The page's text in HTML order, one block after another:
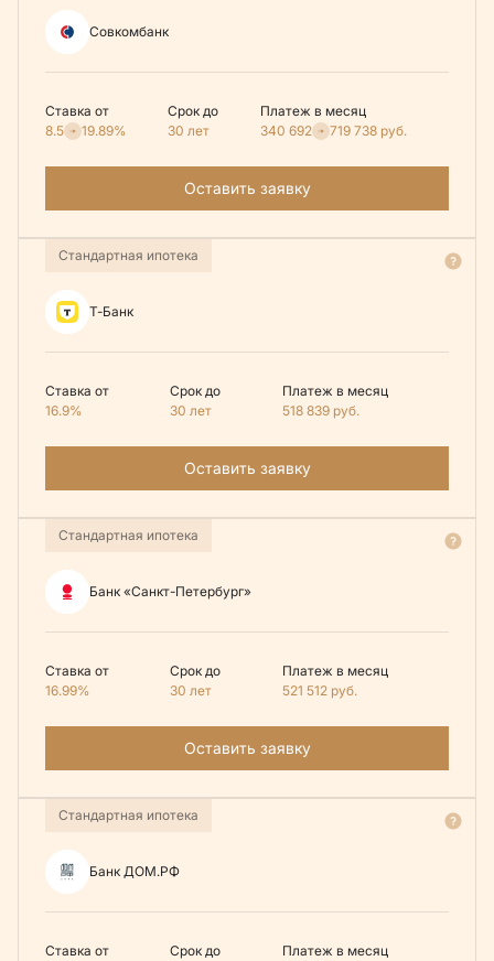
Совкомбанк
Ставка от
8.5
19.89%
Срок до
30 лет
Платеж в месяц
340 692
719 738 руб.
Оставить заявку
Стандартная ипотека
Т-Банк
Ставка от
16.9%
Срок до
30 лет
Платеж в месяц
518 839 руб.
Оставить заявку
Стандартная ипотека
Банк «Санкт-Петербург»
Ставка от
16.99%
Срок до
30 лет
Платеж в месяц
521 512 руб.
Оставить заявку
Стандартная ипотека
Банк ДОМ.РФ
Ставка от
Срок до
Платеж в месяц